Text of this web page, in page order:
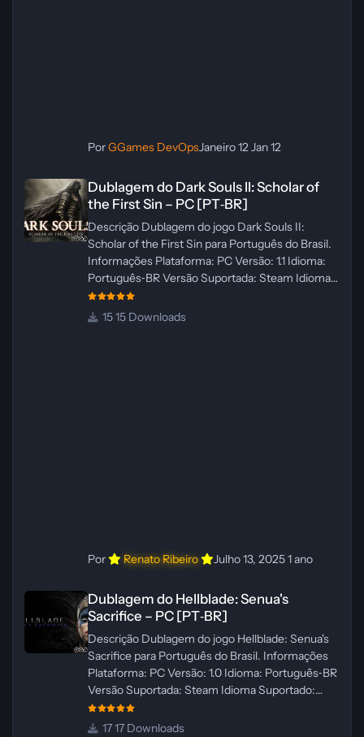
PorGGames DevOpsJaneiro 12Jan 12
Dublagem do Dark Souls II: Scholar of
the First Sin – PC [PT‑BR]
Descrição Dublagem do jogo Dark Souls II:
Scholar of the First Sin para Português do Brasil.
Informações Plataforma: PC Versão: 1.1 Idioma:
Português‑BR Versão Suportada: Steam Idioma
Suportado: Inglês Lançamento: 23/04/2025
Atualização: 24/04/2025 Tamanho: 469 MB
15 Downloads
Por Renato Ribeiro Julho 13, 20251 ano
Dublagem do Hellblade: Senua's
Sacrifice – PC [PT‑BR]
Descrição Dublagem do jogo Hellblade: Senua's
Sacrifice para Português do Brasil. Informações
Plataforma: PC Versão: 1.0 Idioma: Português‑BR
Versão Suportada: Steam Idioma Suportado:
Inglês Lançamento: 26/01/2025 Tamanho: 110 MB
Créditos — Central de Traduções
17 Downloads